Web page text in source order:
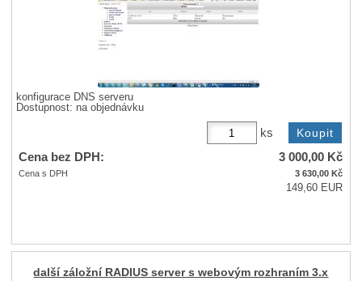
konfigurace DNS serveru
Dostupnost: na objednávku
ks
Cena bez DPH: 3 000,00 Kč
Cena s DPH 3 630,00 Kč
149,60 EUR
další záložní RADIUS server s webovým rozhraním 3.x